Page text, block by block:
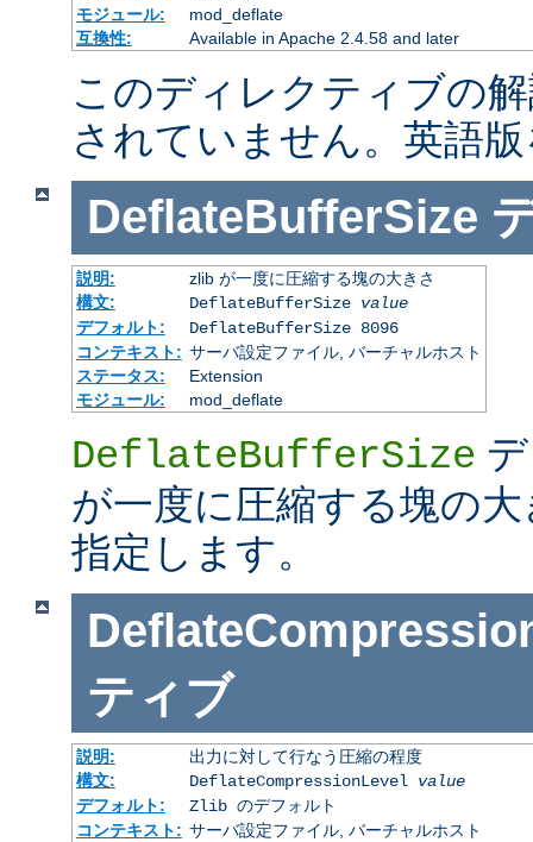
モジュール:
mod_deflate
互換性:
Available in Apache 2.4.58 and later
このディレクティブの
されていません。英語
DeflateBufferSize
説明:
zlib が一度に圧縮する塊の大きさ
構文:
DeflateBufferSize value
デフォルト:
DeflateBufferSize 8096
コンテキスト: サーバ設定ファイル, バーチャルホスト
ステータス:
Extension
モジュール:
mod_deflate
DeflateBufferSize
が一度に圧縮する塊の
指定します。
ティブ
説明:
出力に対して行なう圧縮の程度
構文:
DeflateCompressionLevel value
デフォルト:
Zlib のデフォルト
コンテキスト: サーバ設定ファイル, バーチャルホスト